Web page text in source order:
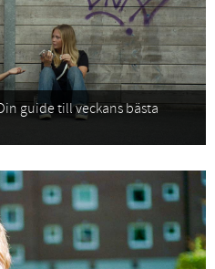
guide till veckans bästa